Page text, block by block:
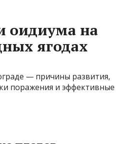
оидиума на
ягодах